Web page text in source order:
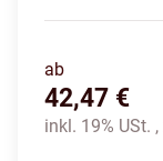
ab
42,47 €
inkl. 19% USt.